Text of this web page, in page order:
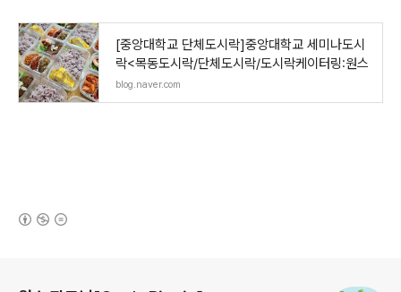
[중앙대학교 단체도시락]중앙대학교 세미나도시
락<목동도시락/단체도시락/도시락케이터링:원스
blog.naver.com